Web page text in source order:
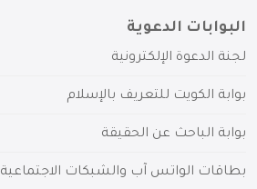
البوابات الدعوية
لجنة الدعوة الإلكترونية
بوابة الكويت للتعريف بالإسلام
بوابة الباحث عن الحقيقة
بطاقات الواتس آب والشبكات الاجتماعية